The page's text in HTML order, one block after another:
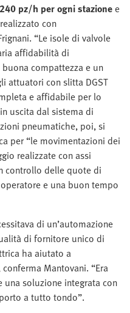
240 pz/h per ogni stazionee
con
“Le isole di valvole
affidabilità di
compattezza e un
attuatori con slitta DGST
e affidabile per lo
uscita dal sistema di
pneumatiche, poi, si
per “le movimentazioni dei
realizzate con assi
controllo delle quote di
e una buon tempo
di un’automazione
di fornitore unico di
ha aiutato a
Mantovani. “Era
soluzione integrata con
a tutto tondo”.